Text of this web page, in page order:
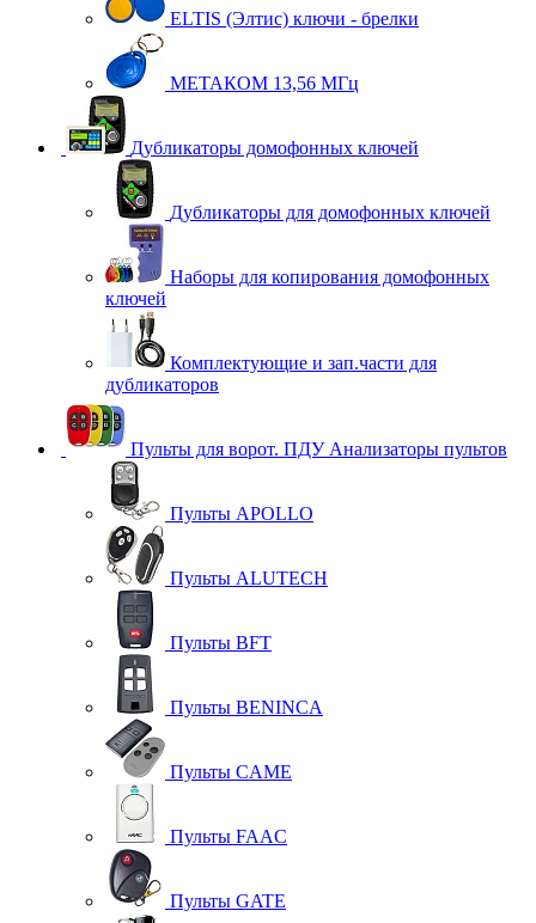
ELTIS (Элтис) ключи - брелки
МЕТАКОМ 13,56 МГц
Дубликаторы домофонных ключей
Дубликаторы для домофонных ключей
Наборы для копирования домофонных
ключей
Комплектующие и зап.части для
дубликаторов
Пульты для ворот. ПДУ Анализаторы пультов
Пульты APOLLO
Пульты ALUTECH
Пульты BFT
Пульты BENINCA
Пульты CAME
Пульты FAAC
Пульты GATE